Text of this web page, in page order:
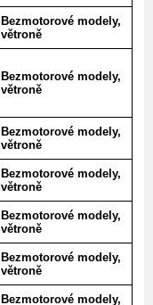
Bezmotorové modely,
větroně
Bezmotorové modely,
větroně
Bezmotorové modely,
větroně
Bezmotorové modely,
větroně
Bezmotorové modely,
větroně
Bezmotorové modely,
větroně
Bezmotorové modely,